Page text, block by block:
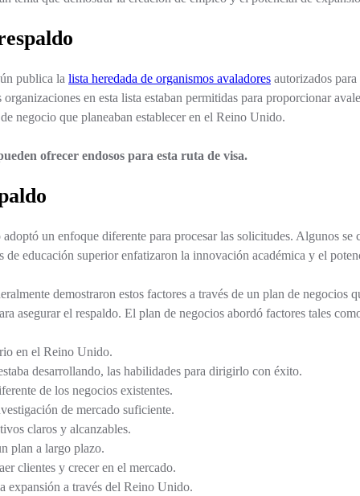
publica la lista heredada de organismos avaladores autorizados
en esta lista estaban permitidas para proporcionar
negocio que planeaban establecer en el Reino Unido.
ofrecer endosos para esta ruta de visa.
un enfoque diferente para procesar las solicitudes. Algunos
de educación superior enfatizaron la innovación académica y el
demostraron estos factores a través de un plan de
asegurar el respaldo. El plan de negocios abordó factores tales
en el Reino Unido.
desarrollando, las habilidades para dirigirlo con éxito.
de los negocios existentes.
de mercado suficiente.
claros y alcanzables.
plan a largo plazo.
clientes y crecer en el mercado.
expansión a través del Reino Unido.